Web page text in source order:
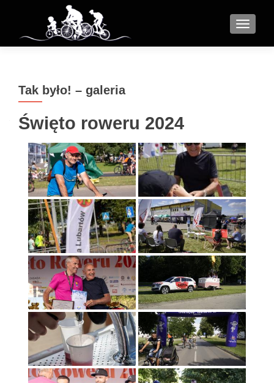
MENU
Tak było! – galeria
Święto roweru 2024